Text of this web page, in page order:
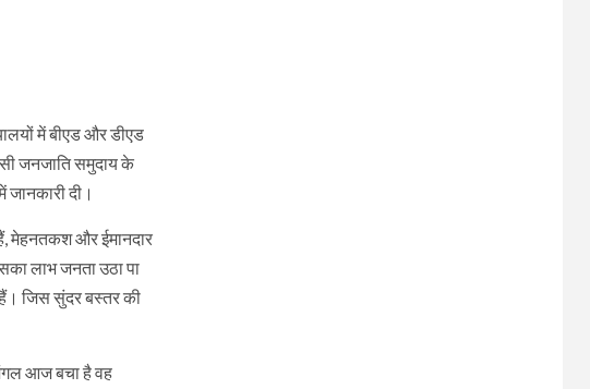
में बीएड और डीएड
जनजाति समुदाय के
जानकारी दी।
मेहनतकश और ईमानदार
लाभ जनता उठा पा
हैं। जिस सुंदर बस्तर की
आज बचा है वह